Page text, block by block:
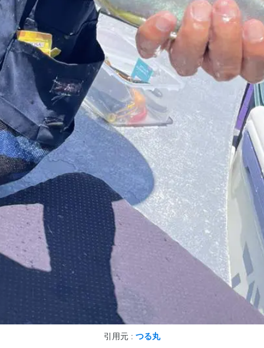
引用元 : つる丸